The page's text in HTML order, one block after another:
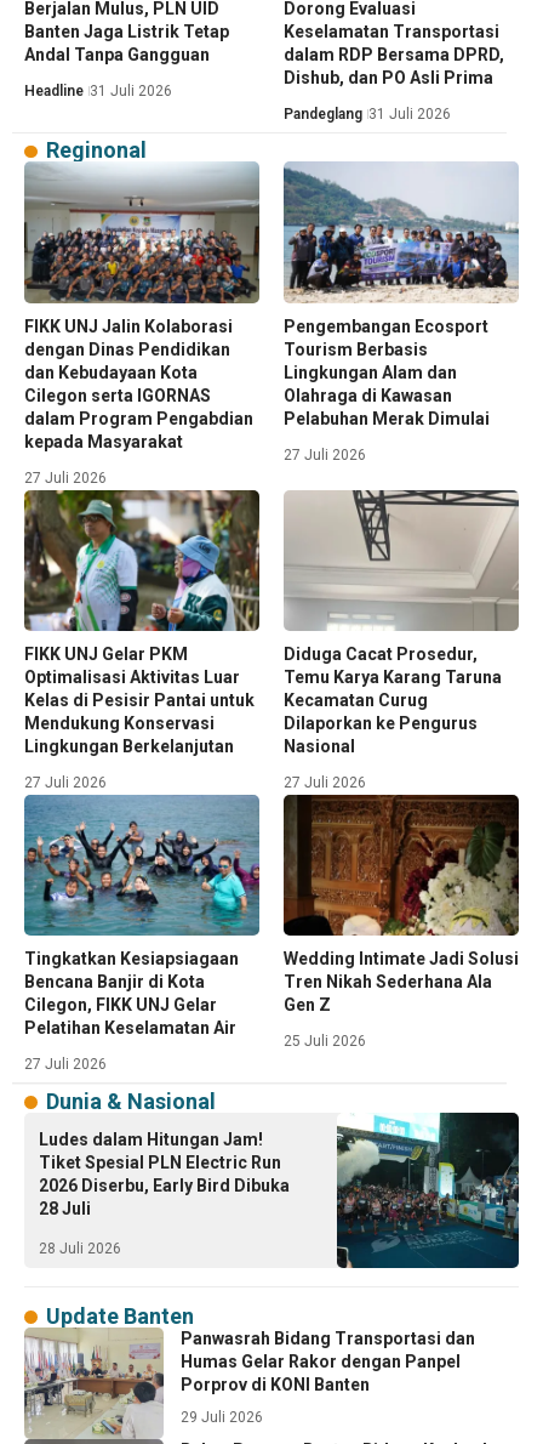
Berjalan Mulus, PLN UID
Banten Jaga Listrik Tetap
Andal Tanpa Gangguan
Headline 31 Juli 2026
Dorong Evaluasi
Keselamatan Transportasi
dalam RDP Bersama DPRD,
Dishub, dan PO Asli Prima
Pandeglang 31 Juli 2026
Reginonal
FIKK UNJ Jalin Kolaborasi
dengan Dinas Pendidikan
dan Kebudayaan Kota
Cilegon serta IGORNAS
dalam Program Pengabdian
kepada Masyarakat
27 Juli 2026
Pengembangan Ecosport
Tourism Berbasis
Lingkungan Alam dan
Olahraga di Kawasan
Pelabuhan Merak Dimulai
27 Juli 2026
FIKK UNJ Gelar PKM
Optimalisasi Aktivitas Luar
Kelas di Pesisir Pantai untuk
Mendukung Konservasi
Lingkungan Berkelanjutan
27 Juli 2026
Diduga Cacat Prosedur,
Temu Karya Karang Taruna
Kecamatan Curug
Dilaporkan ke Pengurus
Nasional
27 Juli 2026
Tingkatkan Kesiapsiagaan
Bencana Banjir di Kota
Cilegon, FIKK UNJ Gelar
Pelatihan Keselamatan Air
27 Juli 2026
Wedding Intimate Jadi Solusi
Tren Nikah Sederhana Ala
Gen Z
25 Juli 2026
Dunia & Nasional
Ludes dalam Hitungan Jam!
Tiket Spesial PLN Electric Run
2026 Diserbu, Early Bird Dibuka
28 Juli
28 Juli 2026
Update Banten
Panwasrah Bidang Transportasi dan
Humas Gelar Rakor dengan Panpel
Porprov di KONI Banten
29 Juli 2026